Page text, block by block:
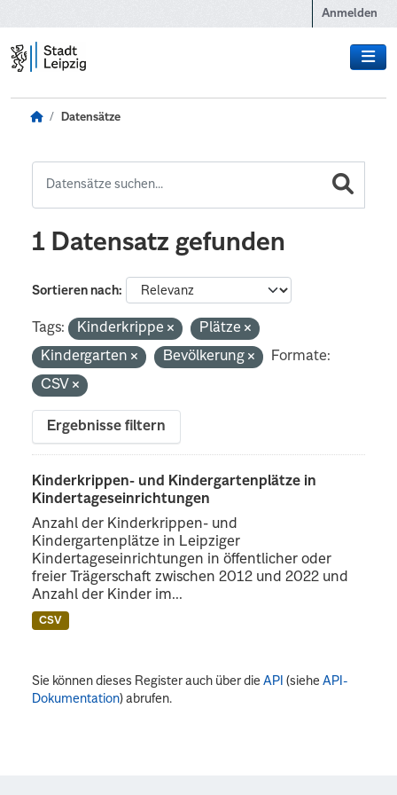
Anmelden
Datensätze
1 Datensatz gefunden
Sortieren nach
Tags: Kinderkrippe
Plätze
Kindergarten
Bevölkerung
Formate:
CSV
Ergebnisse filtern
Kinderkrippen- und Kindergartenplätze in
Kindertageseinrichtungen
Anzahl der Kinderkrippen- und
Kindergartenplätze in Leipziger
Kindertageseinrichtungen in öffentlicher oder
freier Trägerschaft zwischen 2012 und 2022 und
Anzahl der Kinder im...
CSV
Sie können dieses Register auch über dieAPI (sieheAPI-
Dokumentation) abrufen.